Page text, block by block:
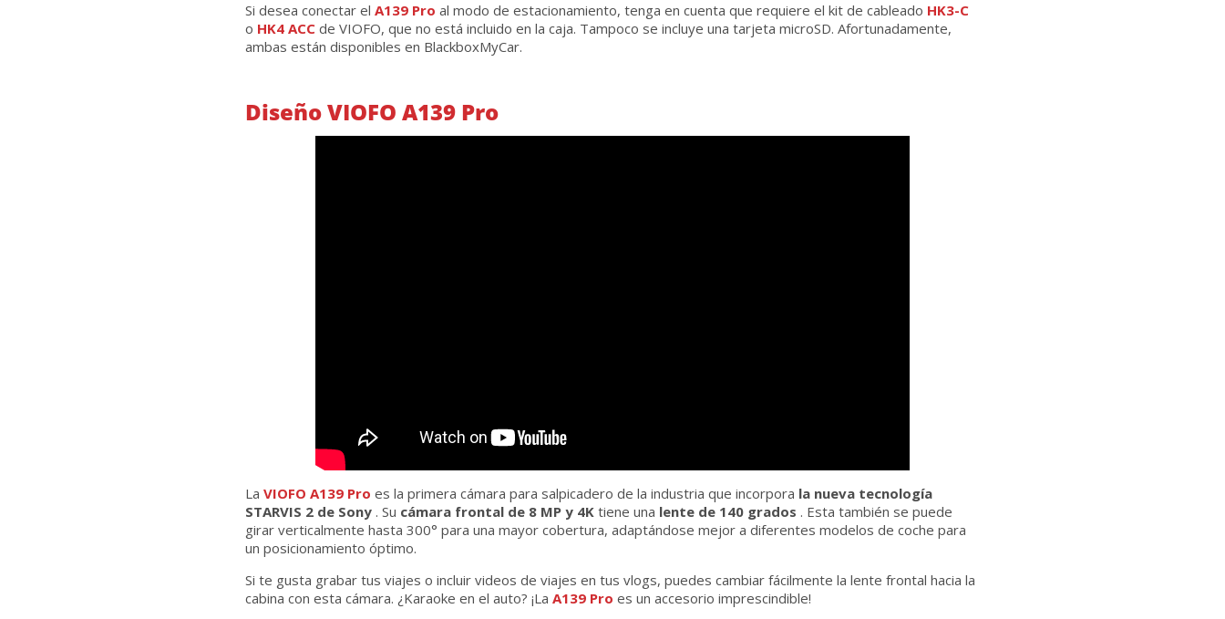
Si desea conectar el A139 Pro al modo de estacionamiento, tenga en cuenta que requiere el kit de cableado HK3-C
o HK4 ACCde VIOFO, que no está incluido en la caja. Tampoco se incluye una tarjeta microSD. Afortunadamente,
ambas están disponibles en BlackboxMyCar.
Diseño VIOFO A139 Pro
La VIOFO A139 Pro es la primera cámara para salpicadero de la industria que incorpora la nueva tecnología
STARVIS 2 de Sony. Su cámara frontal de 8 MP y 4Ktiene una lente de 140 grados . Esta también se puede
girar verticalmente hasta 300° para una mayor cobertura, adaptándose mejor a diferentes modelos de coche para
un posicionamiento óptimo.
Si te gusta grabar tus viajes o incluir videos de viajes en tus vlogs, puedes cambiar fácilmente la lente frontal hacia la
cabina con esta cámara. ¿Karaoke en el auto? ¡La A139 Pro es un accesorio imprescindible!